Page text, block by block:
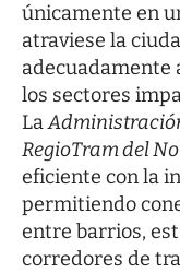
únicamente en
atraviese la
adecuadamente
los sectores
La
RegioTram del
eficiente con la
permitiendo
entre barrios,
corredores de